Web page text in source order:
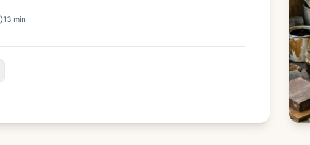
13 min